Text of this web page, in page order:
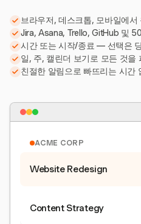
브라우저, 데스크톱, 모바일에서
Jira, Asana, Trello, GitHub 및
시간 또는 시작/종료 — 선택은
일, 주, 캘린더 보기로 모든 것을
친절한 알림으로 빠뜨리는 시간
ACME CORP
Website Redesign
Content Strategy